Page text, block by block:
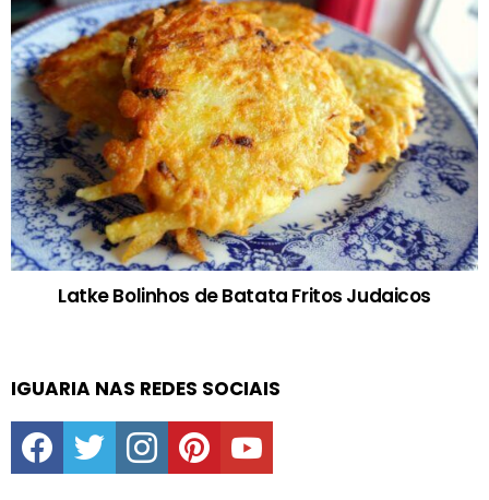
Latke Bolinhos de Batata Fritos Judaicos
IGUARIA NAS REDES SOCIAIS
facebooktwitter instagrampinterestyoutube